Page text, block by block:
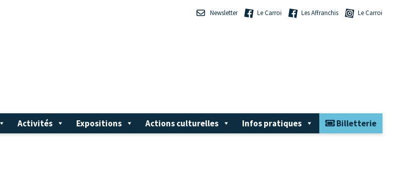
Activités Expositions Actions culturelles Infos pratiques Billetterie
Newsletter Le Carroi Les Affranchis Le Carroi